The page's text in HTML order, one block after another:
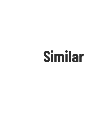
Similar